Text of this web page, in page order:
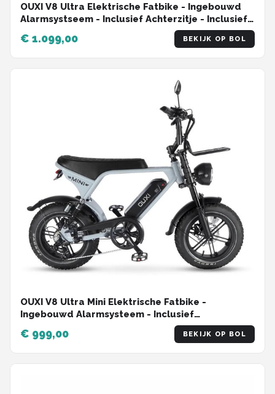
OUXI V8 Ultra Elektrische Fatbike - Ingebouwd
Alarmsystseem - Inclusief Achterzitje - Inclusief
Voorrekje - NFC-chip - 20 Inch - 250W Motor - 7
Versnellingen - 60 km Actieradius - Hydraulische
Schijfremmen - Zwart
€ 1.099,00 BEKIJK OP BOL
OUXI V8 Ultra Mini Elektrische Fatbike -
Ingebouwd Alarmsysteem - Inclusief
Voetsteuntjes - Inclusief Voorrekje -16 Inch -
250W Motor - 7 Versnellingen - 50 km Actieradius
- Mechanische Schijfremmen - Lichtgrijs
€ 999,00 BEKIJK OP BOL